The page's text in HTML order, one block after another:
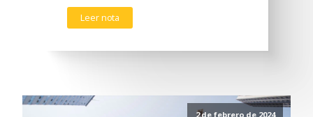
Leer nota
2 de febrero de 2024